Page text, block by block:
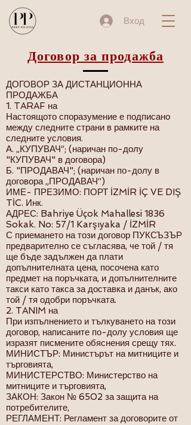
Вход
Договор за продажба
ДОГОВОР ЗА ДИСТАНЦИОННА
ПРОДАЖБА
1. TARAF на
Настоящото споразумение е подписано
между следните страни в рамките на
следните условия.
А. „КУПУВАЧ“; (наричан по-долу
"КУПУВАЧ" в договора)
Б. "ПРОДАВАЧ"; (наричан по-долу в
договора „ПРОДАВАЧ“)
ИМЕ- ПРЕЗИМО: ПОРТ İZMİR İÇ VE DIŞ
TİC. Инк.
АДРЕС: Bahriye Üçok Mahallesi 1836
Sokak. No: 57/1 Karşıyaka / İZMİR
С приемането на този договор ПУКСЪЗЪР
предварително се съгласява, че той / тя
ще бъде задължен да плати
допълнителната цена, посочена като
предмет на поръчката, и допълнителните
такси като такса за доставка и данък, ако
той / тя одобри поръчката.
2. TANIM на
При изпълнението и тълкуването на този
договор, написаните по-долу условия ще
изразят писмените обяснения срещу тях.
МИНИСТЪР: Министърът на митниците и
търговията,
МИНИСТЕРСТВО: Министерство на
митниците и търговията,
ЗАКОН: Закон № 6502 за защита на
потребителите,
РЕГЛАМЕНТ: Регламент за договорите от